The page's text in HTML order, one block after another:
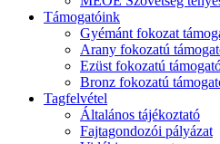
Támogatóink
Gyémánt fokozat
Arany fokozatú
Ezüst fokozatú
Bronz fokozatú
Tagfelvétel
Általános tájékoztató
Fajtagondozói pályázat